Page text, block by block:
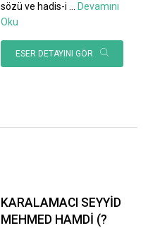
sözü ve hadis-i ... Devamını
Oku
ESER DETAYINI GÖR
KARALAMACI SEYYİD
MEHMED HAMDİ (?